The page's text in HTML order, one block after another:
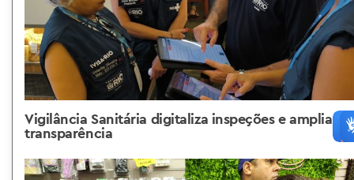
Vigilância Sanitária digitaliza inspeções e amplia
transparência